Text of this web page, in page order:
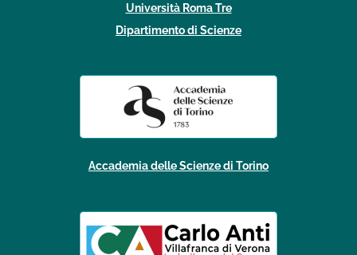
Università Roma Tre
Dipartimento di Scienze
Accademia delle Scienze di Torino